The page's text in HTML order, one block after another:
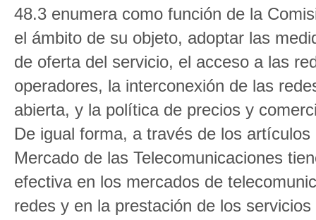
48.3 enumera como función de la
el ámbito de su objeto, adoptar las
de oferta del servicio, el acceso a las
operadores, la interconexión de las
abierta, y la política de precios y
De igual forma, a través de los
Mercado de las Telecomunicaciones
efectiva en los mercados de
redes y en la prestación de los